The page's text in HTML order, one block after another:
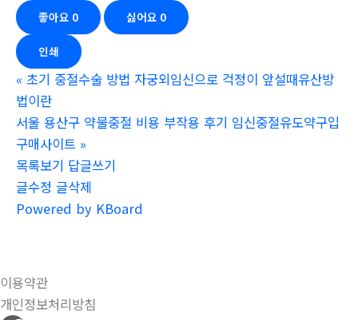
좋아요 0 싫어요 0
인쇄
« 초기 중절수술 방법 자궁외임신으로 걱정이 앞설때유산방
법이란
서울 용산구 약물중절 비용 부작용 후기 임신중절유도약구입
구매사이트 »
목록보기 답글쓰기
글수정 글삭제
Powered by KBoard
이용약관
개인정보처리방침